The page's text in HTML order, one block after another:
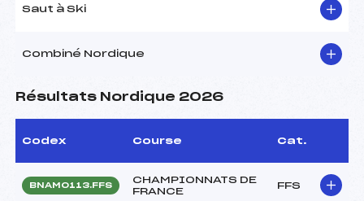
Saut à Ski
Combiné Nordique
Résultats Nordique 2026
Codex Course Cat.
BNAM0113.FFS
CHAMPIONNATS DE
FRANCE
FFS